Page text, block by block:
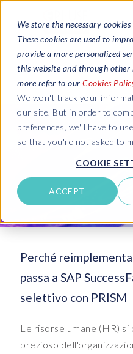
We store the necessary
These cookies are used to
provide a more personalized
this website and through other
more refer to our Cookies
We won't track your
our site. But in order to
preferences, we'll have to
so that you're not asked to
COOKIE
ACCEPT
Perché
passa a SAP
selettivo con PRISM
Le risorse umane (HR)
prezioso